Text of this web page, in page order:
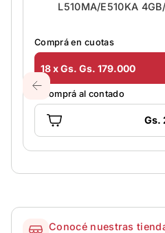
L510MA/E510KA
Comprá en cuotas
18 x Gs. Gs. 179.000
O comprá al contado
Gs.
Conocé nuestras